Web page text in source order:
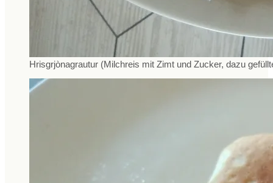
Hrisgrjònagrautur (Milchreis mit Zimt und Zucker, dazu